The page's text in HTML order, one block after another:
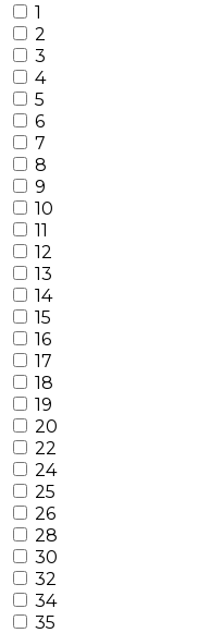
1
2
3
4
5
6
7
8
9
10
11
12
13
14
15
16
17
18
19
20
22
24
25
26
28
30
32
34
35